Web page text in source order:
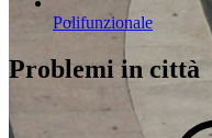
Polifunzionale
Problemi in città